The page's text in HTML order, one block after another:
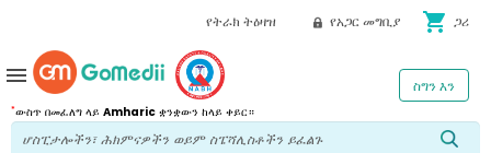
የትራክ ትዕዛዝ የአጋር መግቢያ shopping_cart ጋሪ
*ውስጥ በመፈለግ ላይ Amharic ቋንቋውን ከላይ ቀይር።
ስግን እን
menu